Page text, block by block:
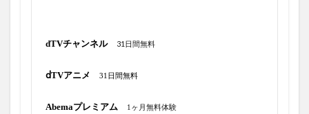
dTVチャンネル 31日間無料
ⅾTVアニメ 31日間無料
Abemaプレミアム 1ヶ月無料体験